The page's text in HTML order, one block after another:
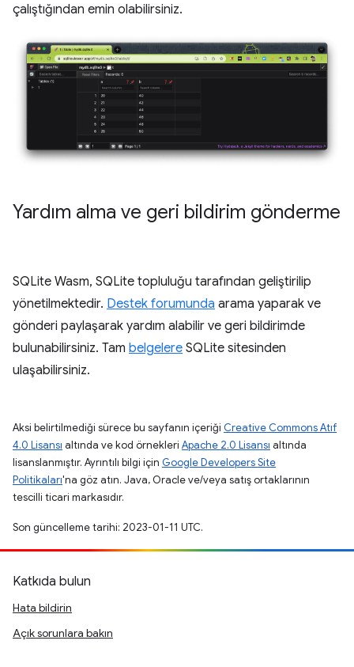
çalıştığından emin olabilirsiniz.
Yardım alma ve geri bildirim gönderme
SQLite Wasm, SQLite topluluğu tarafından geliştirilip
yönetilmektedir. Destek forumunda arama yaparak ve
gönderi paylaşarak yardım alabilir ve geri bildirimde
bulunabilirsiniz. Tam belgelere SQLite sitesinden
ulaşabilirsiniz.
Aksi belirtilmediği sürece bu sayfanın içeriği Creative Commons Atıf
4.0 Lisansı altında ve kod örnekleri Apache 2.0 Lisansı altında
lisanslanmıştır. Ayrıntılı bilgi için Google Developers Site
Politikaları'na göz atın. Java, Oracle ve/veya satış ortaklarının
tescilli ticari markasıdır.
Son güncelleme tarihi: 2023-01-11 UTC.
Katkıda bulun
Hata bildirin
Açık sorunlara bakın